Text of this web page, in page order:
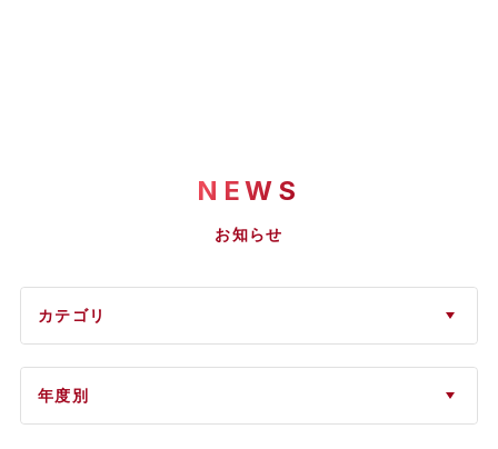
NEWS
お知らせ
カテゴリ
年度別